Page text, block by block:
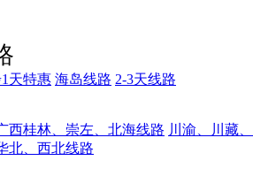
天特惠 海岛线路 2-3天线路
西桂林、崇左、北海线路 川渝、川藏
北、西北线路